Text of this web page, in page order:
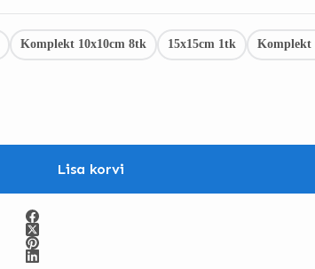
Komplekt 10x10cm 8tk 15x15cm 1tk Komplekt
Lisa korvi